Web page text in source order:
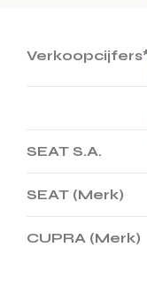
SEAT S.A.
SEAT (Merk)
CUPRA (Merk)